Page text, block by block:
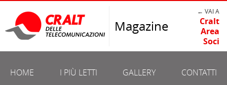
Magazine
← VAI A
Cralt
Area
Soci
HOME I PIÙ LETTI GALLERY CONTATTI